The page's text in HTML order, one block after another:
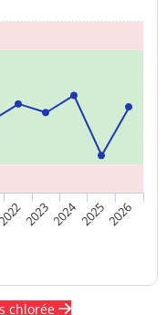
2023202420252026
chlorée